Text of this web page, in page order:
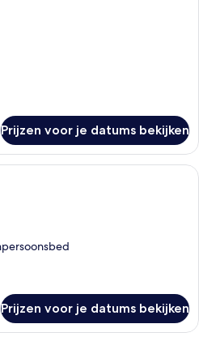
Prijzen voor je datums bekijken
Een hotelkamer met een bed, een
Prijzen voor je datums bekijken